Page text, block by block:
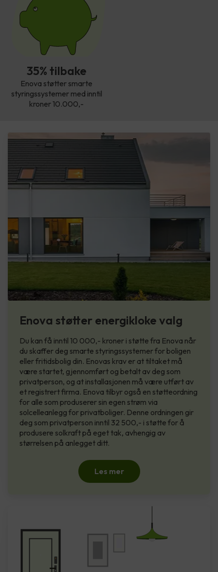
35% tilbake
Enova støtter smarte
styringssystemer med inntil
kroner 10.000,-
Enova støtter energikloke valg
Du kan få inntil 10 000,- kroner i støtte fra Enova når
du skaffer deg smarte styringssystemer for boligen
eller fritidsbolig din. Enovas krav er at tiltaket må
være startet, gjennomført og betalt av deg som
privatperson, og at installasjonen må være utført av
et registrert firma. Enova tilbyr også en støtteordning
for alle som produserer sin egen strøm via
solcelleanlegg for privatboliger. Denne ordningen gir
deg som privatperson inntil 32 500,- i støtte for å
produsere solkraft på eget tak, avhengig av
størrelsen på anlegget ditt.
Les mer